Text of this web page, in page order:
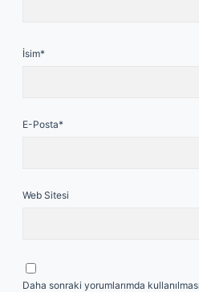
İsim*
E-Posta*
Web Sitesi
Daha sonraki yorumlarımda